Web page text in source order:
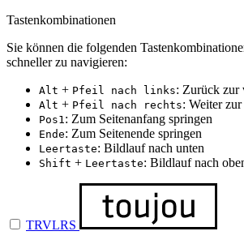
Tastenkombinationen
Sie können die folgenden
schneller zu navigieren:
Alt + Pfeil nach links: Zurück zur
Alt + Pfeil nach rechts: Weiter zur
Pos1: Zum Seitenanfang springen
Ende: Zum Seitenende springen
Leertaste: Bildlauf nach unten
Shift + Leertaste: Bildlauf nach
TRVLRS